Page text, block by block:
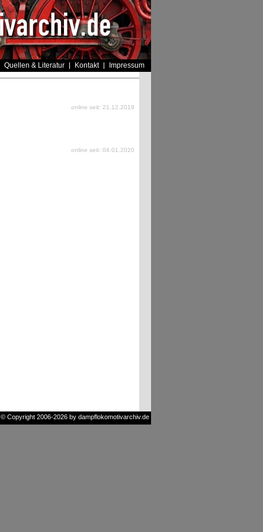
Quellen & Literatur Kontakt Impressum
online seit: 21.12.2019
online seit: 04.01.2020
© Copyright 2006-2026 by dampflokomotivarchiv.de